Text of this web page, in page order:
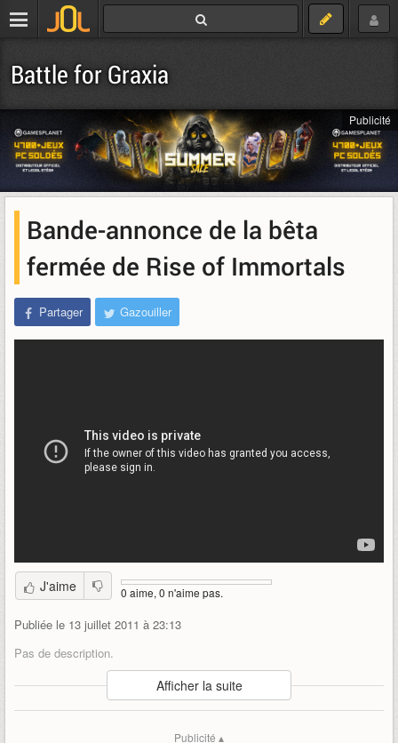
Battle for Graxia
Publicité
Bande-annonce de la bêta
fermée de Rise of Immortals
Partager Gazouiller
J'aime 0 aime, 0 n'aime pas.
Publiée le 13 juillet 2011 à 23:13
Pas de description.
Auteur
Petroglyph
: Mind
Afficher la suite
Publicité ▴